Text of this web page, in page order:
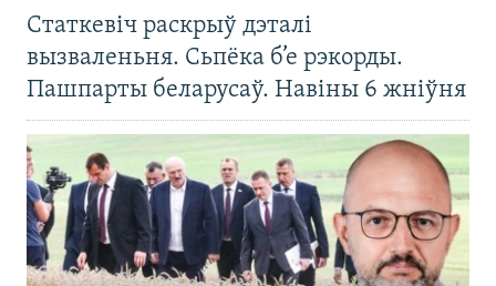
Статкевіч раскрыў дэталі
вызваленьня. Сьпёка б’е рэкорды.
Пашпарты беларусаў. Навіны 6 жніўня